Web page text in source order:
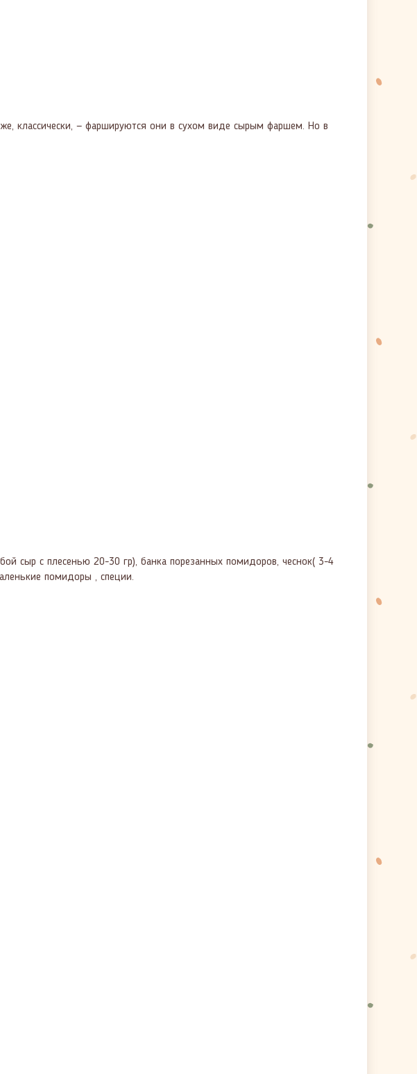
классически, — фаршируются они в сухом виде сырым фаршем. Но в
сыр с плесенью 20-30 гр), банка порезанных помидоров, чеснок( 3-4
помидоры , специи.